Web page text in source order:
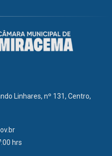
Linhares, nº 131, Centro,
hrs